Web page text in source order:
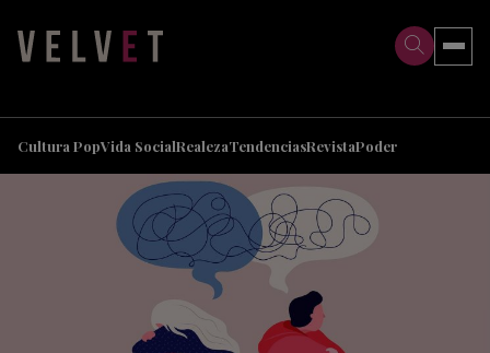
Cultura PopVida SocialRealezaTendenciasRevistaPoder